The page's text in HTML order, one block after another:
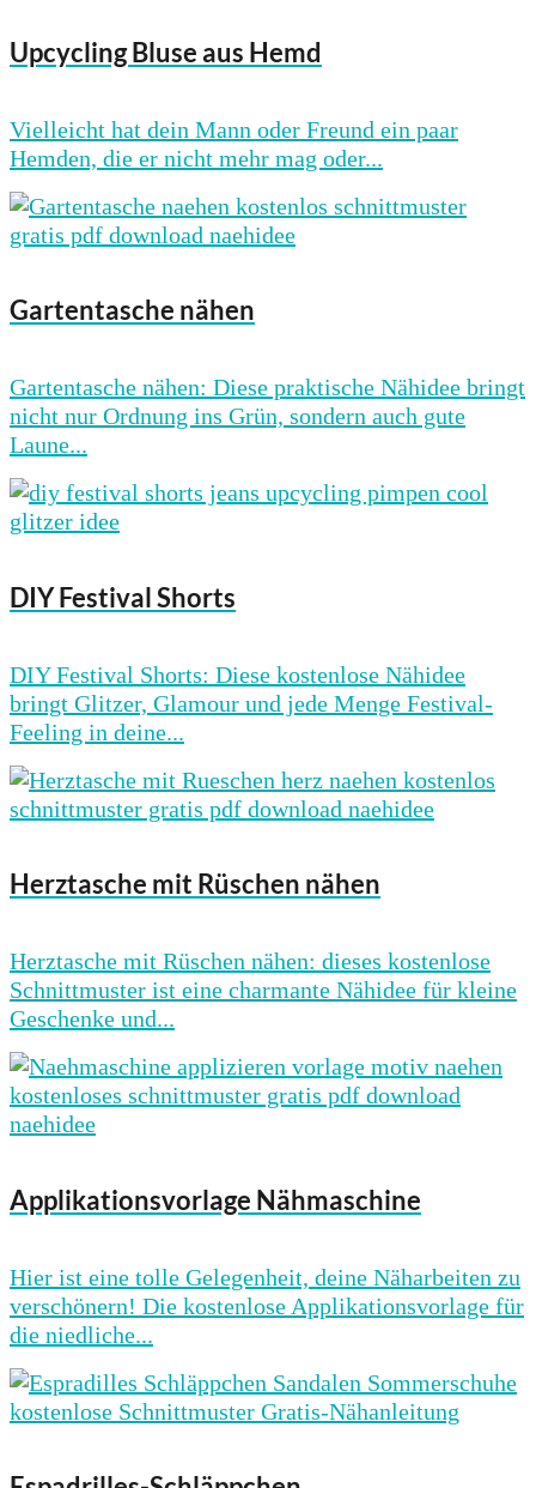
Upcycling Bluse aus Hemd
Vielleicht hat dein Mann oder Freund ein paar
Hemden, die er nicht mehr mag oder...
Gartentasche nähen
Gartentasche nähen: Diese praktische Nähidee bringt
nicht nur Ordnung ins Grün, sondern auch gute
Laune...
DIY Festival Shorts
DIY Festival Shorts: Diese kostenlose Nähidee
bringt Glitzer, Glamour und jede Menge Festival-
Feeling in deine...
Herztasche mit Rüschen nähen
Herztasche mit Rüschen nähen: dieses kostenlose
Schnittmuster ist eine charmante Nähidee für kleine
Geschenke und...
Applikationsvorlage Nähmaschine
Hier ist eine tolle Gelegenheit, deine Näharbeiten zu
verschönern! Die kostenlose Applikationsvorlage für
die niedliche...